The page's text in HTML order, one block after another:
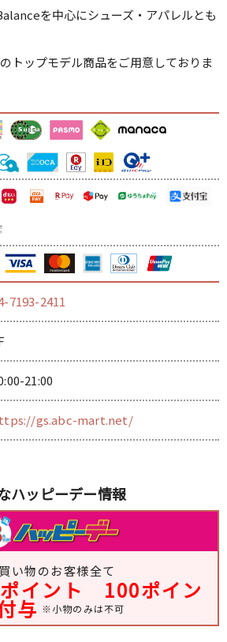
を中心にシューズ・アパレルとも
トップモデル商品をご用意しておりま
7193-2411
21:00
gs.abc-mart.net/
ハッピーデー情報
い物のお客様全て
イント 100ポイン
与 ※小物のみは不可